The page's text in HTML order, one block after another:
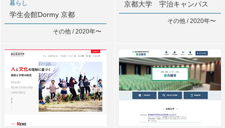
暮らし
学生会館Dormy 京都
その他 / 2020年〜
京都大学 宇治キャンパス
その他 / 2020年〜